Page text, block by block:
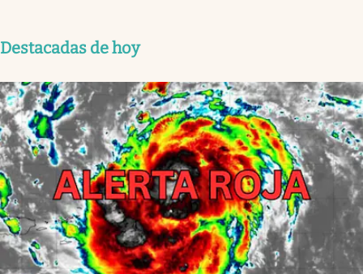
Destacadas de hoy